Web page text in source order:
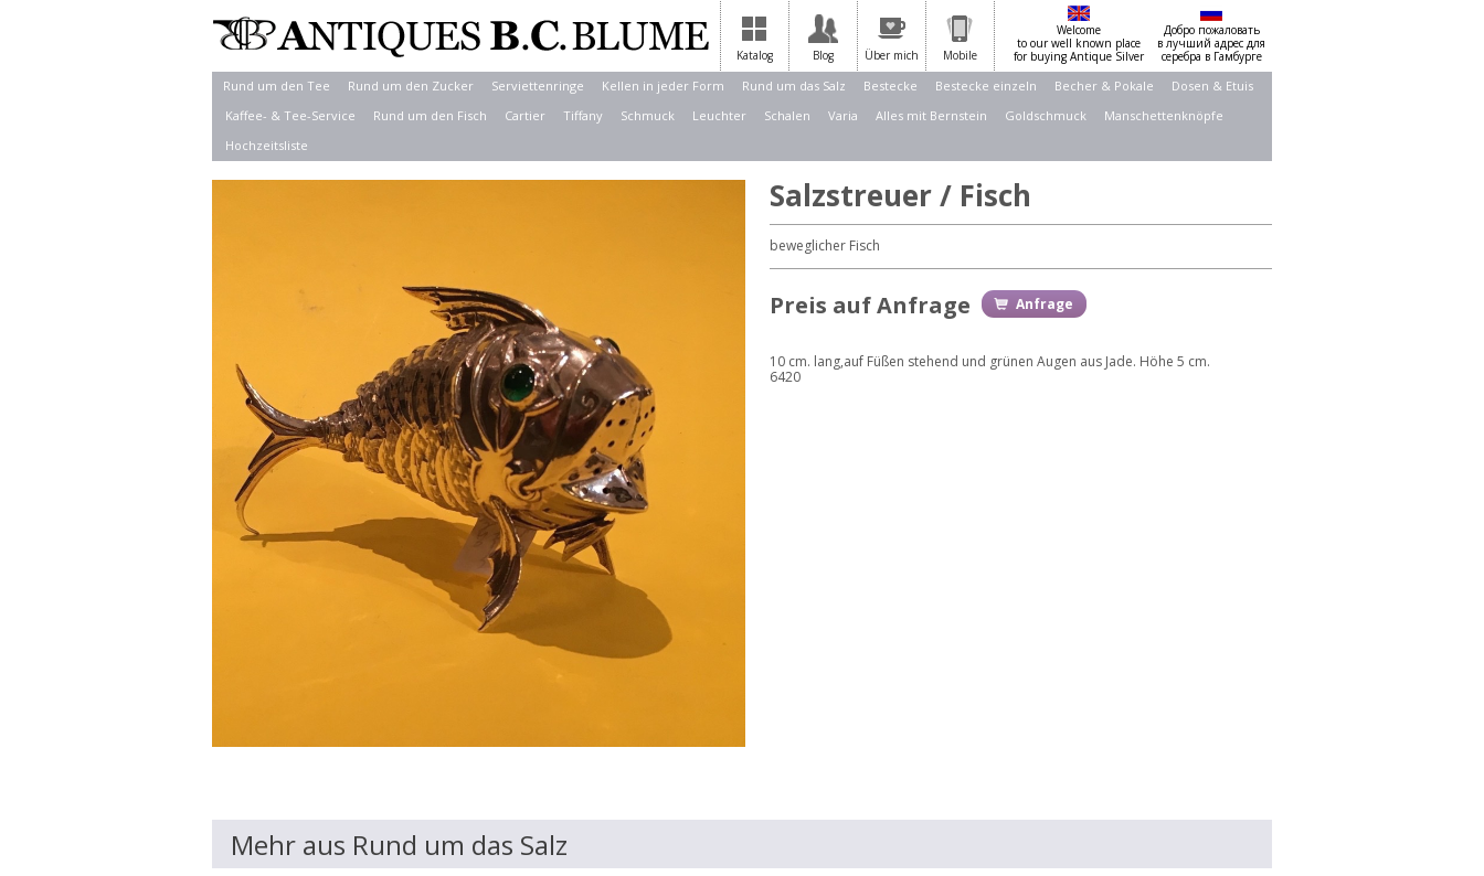
Katalog Blog Über mich Mobile
Welcome
to our well known place
for buying Antique Silver
Добро пожаловать
в лучший адрес для
серебра в Гамбурге
Rund um den Tee Rund um den Zucker Serviettenringe Kellen in jeder Form Rund um das Salz Bestecke Bestecke einzeln Becher & Pokale
Dosen & Etuis
Kaffee- & Tee-Service
Rund um den Fisch Cartier Tiffany Schmuck Leuchter Schalen Varia Alles mit Bernstein Goldschmuck
Manschettenknöpfe
Hochzeitsliste
Salzstreuer / Fisch
beweglicher Fisch
Preis auf Anfrage Anfrage
10 cm. lang,auf Füßen stehend und grünen Augen aus Jade. Höhe 5 cm.
6420
Mehr aus Rund um das Salz